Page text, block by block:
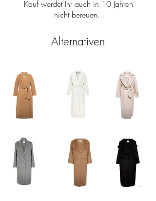
Kauf werdet Ihr auch in 10 Jahren
nicht bereuen.
Alternativen